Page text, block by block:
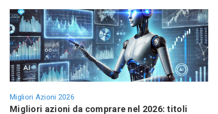
Migliori Azioni 2026
Migliori azioni da comprare nel 2026: titoli